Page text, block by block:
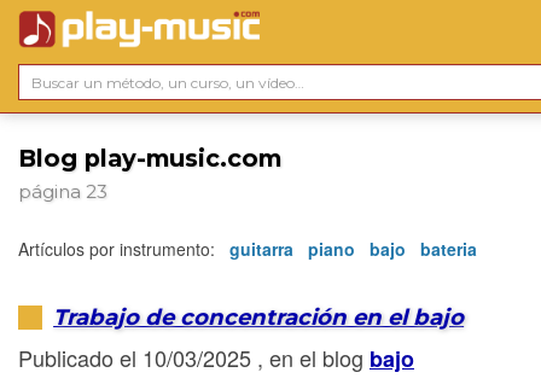
Blog play-music.com
página 23
Artículos por instrumento: guitarra piano bajo bateria
Trabajo de concentración en el bajo
Publicado el 10/03/2025 , en el blog bajo